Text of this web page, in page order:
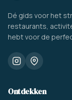
Dé gids voor het
restaurants,
hebt voor de
Ontdekken